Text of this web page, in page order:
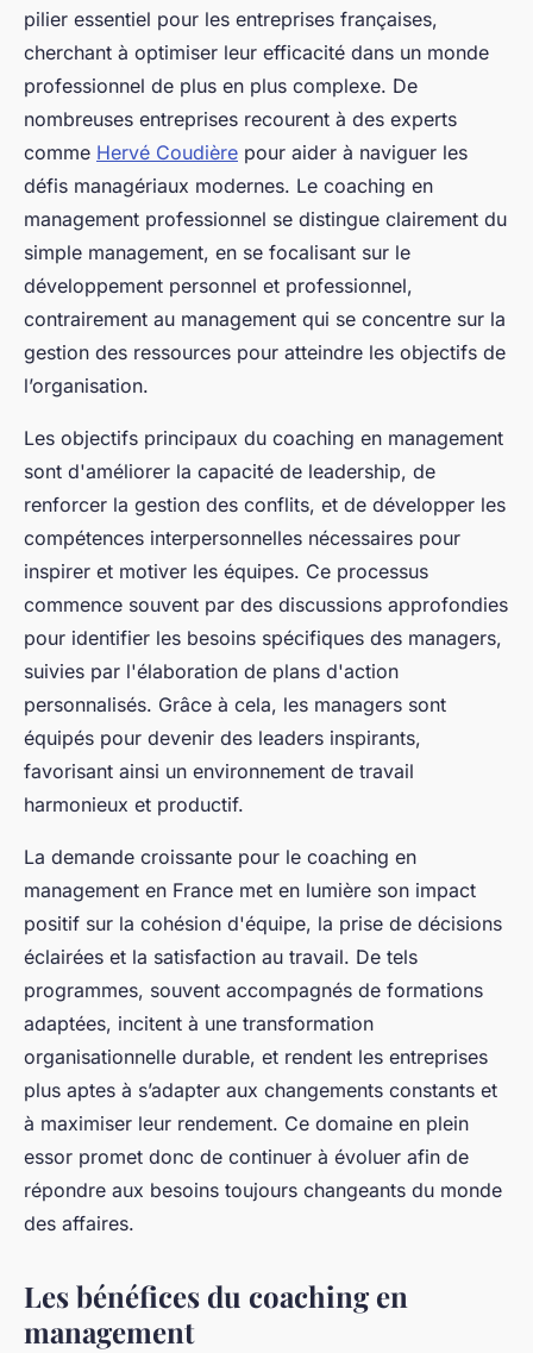
pilier essentiel pour les entreprises françaises,
cherchant à optimiser leur efficacité dans un monde
professionnel de plus en plus complexe. De
nombreuses entreprises recourent à des experts
comme Hervé Coudière pour aider à naviguer les
défis managériaux modernes. Le coaching en
management professionnel se distingue clairement du
simple management, en se focalisant sur le
développement personnel et professionnel,
contrairement au management qui se concentre sur la
gestion des ressources pour atteindre les objectifs de
l’organisation.
Les objectifs principaux du coaching en management
sont d'améliorer la capacité de leadership, de
renforcer la gestion des conflits, et de développer les
compétences interpersonnelles nécessaires pour
inspirer et motiver les équipes. Ce processus
commence souvent par des discussions approfondies
pour identifier les besoins spécifiques des managers,
suivies par l'élaboration de plans d'action
personnalisés. Grâce à cela, les managers sont
équipés pour devenir des leaders inspirants,
favorisant ainsi un environnement de travail
harmonieux et productif.
La demande croissante pour le coaching en
management en France met en lumière son impact
positif sur la cohésion d'équipe, la prise de décisions
éclairées et la satisfaction au travail. De tels
programmes, souvent accompagnés de formations
adaptées, incitent à une transformation
organisationnelle durable, et rendent les entreprises
plus aptes à s’adapter aux changements constants et
à maximiser leur rendement. Ce domaine en plein
essor promet donc de continuer à évoluer afin de
répondre aux besoins toujours changeants du monde
des affaires.
Les bénéfices du coaching en
management